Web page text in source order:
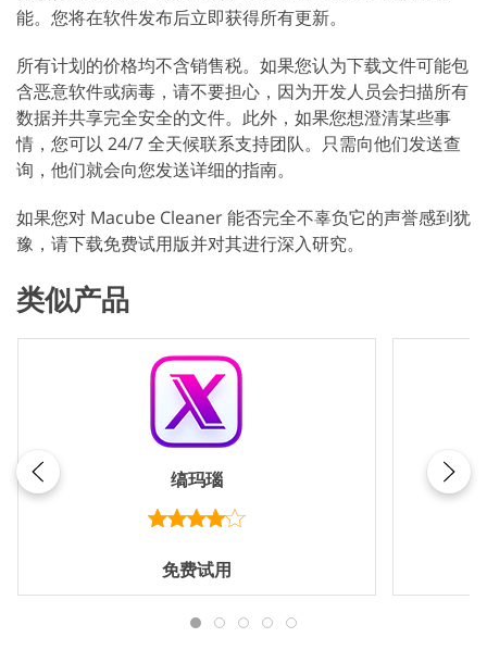
能。您将在软件发布后立即获得所有更新。
所有计划的价格均不含销售税。如果您认为下载文件可能包
含恶意软件或病毒，请不要担心，因为开发人员会扫描所有
数据并共享完全安全的文件。此外，如果您想澄清某些事
情，您可以 24/7 全天候联系支持团队。只需向他们发送查
询，他们就会向您发送详细的指南。
如果您对 Macube Cleaner 能否完全不辜负它的声誉感到犹
豫，请下载免费试用版并对其进行深入研究。
类似产品
缟玛瑙
免费试用